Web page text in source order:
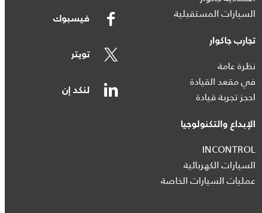
السيارات المستقبلية
تجارب جاكوار
نظرة عامة
في مقعد القيادة
احجز تجربة قيادة
الإبداع والتكنولوجيا
INCONTROL
السيارات الكهربائية
عمليات السيارات الخاصة
فيسبوك
تويتر
لنكد إن